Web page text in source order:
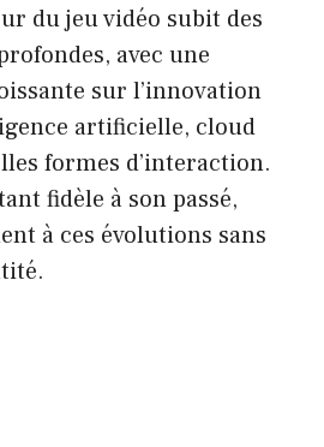
du jeu vidéo subit des
avec une
sur l’innovation
artificielle, cloud
formes d’interaction.
fidèle à son passé,
à ces évolutions sans